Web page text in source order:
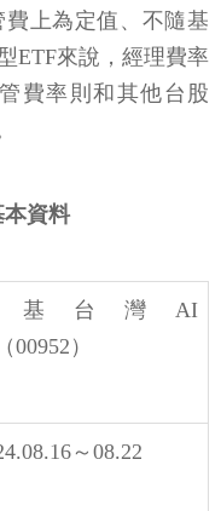
上為定值、不隨基
ETF來說，經理費率
費率則和其他台股
本資料
基台灣AI
00952）
～08.22